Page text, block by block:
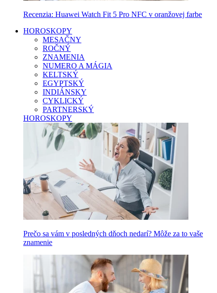
Recenzia: Huawei Watch Fit 5 Pro NFC v oranžovej farbe
HOROSKOPY
MESAČNY
ROČNÝ
ZNAMENIA
NUMERO A MÁGIA
KELTSKÝ
EGYPTSKÝ
INDIÁNSKY
CYKLICKÝ
PARTNERSKÝ
HOROSKOPY
Prečo sa vám v posledných dňoch nedarí? Môže za to vaše
znamenie